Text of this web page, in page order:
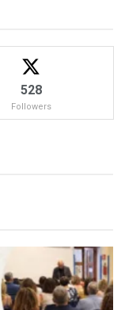
528
Followers